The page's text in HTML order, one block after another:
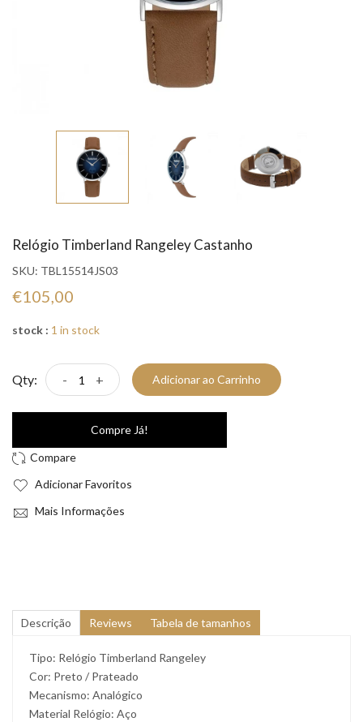
Relógio Timberland Rangeley Castanho
SKU: TBL15514JS03
€105,00
stock : 1 in stock
Qty: - + Adicionar ao Carrinho
Compre Já!
Adicionar Favoritos
Mais Informações
Descrição Reviews Tabela de tamanhos
Tipo: Relógio Timberland Rangeley
Cor: Preto / Prateado
Mecanismo: Analógico
Material Relógio: Aço